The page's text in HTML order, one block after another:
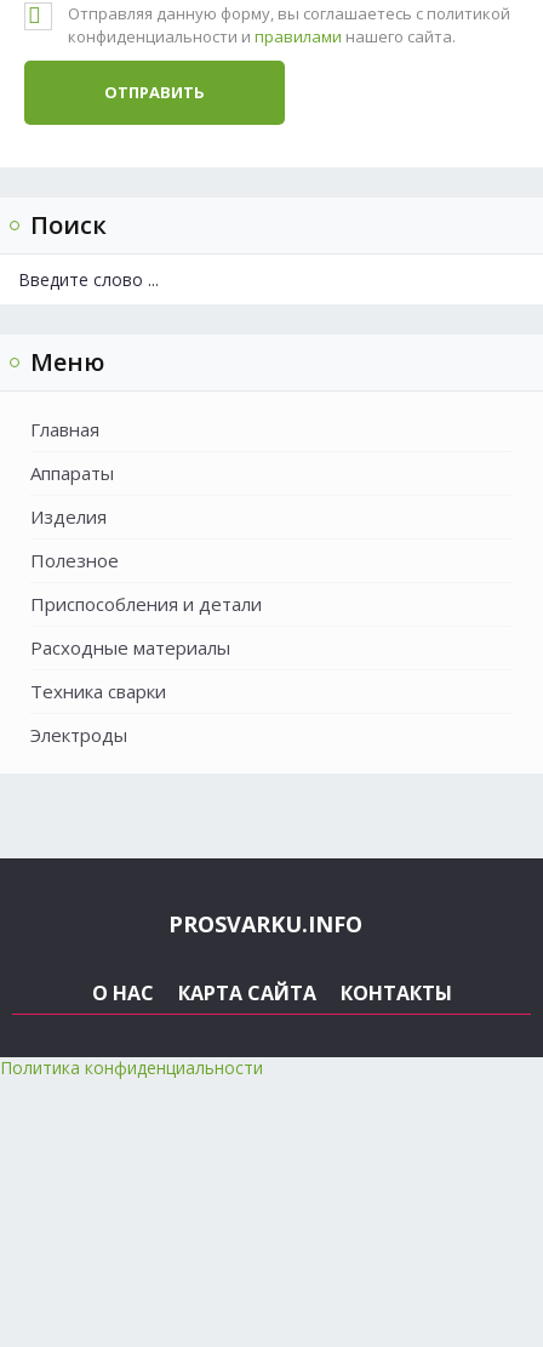
Отправляя данную форму, вы соглашаетесь с политикой
конфиденциальности и правилами нашего сайта.
Поиск
Меню
Главная
Аппараты
Изделия
Полезное
Приспособления и детали
Расходные материалы
Техника сварки
Электроды
PROSVARKU.INFO
О НАС КАРТА САЙТА КОНТАКТЫ
Политика конфиденциальности